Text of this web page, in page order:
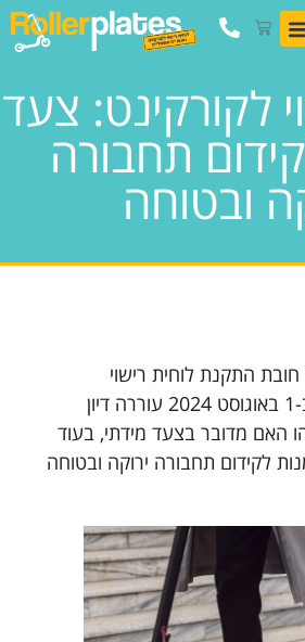
לקורקינט: צעד
תחבורה
ובטוחה
התקנת לוחית רישוי
לקורקינט חשמלי ב-1 באוגוסט 2024 עוררה דיון
האם מדובר בצעד מידתי, בעוד
לקידום תחבורה ירוקה ובטוחה